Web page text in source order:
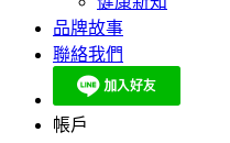
品牌故事
聯絡我們
帳戶